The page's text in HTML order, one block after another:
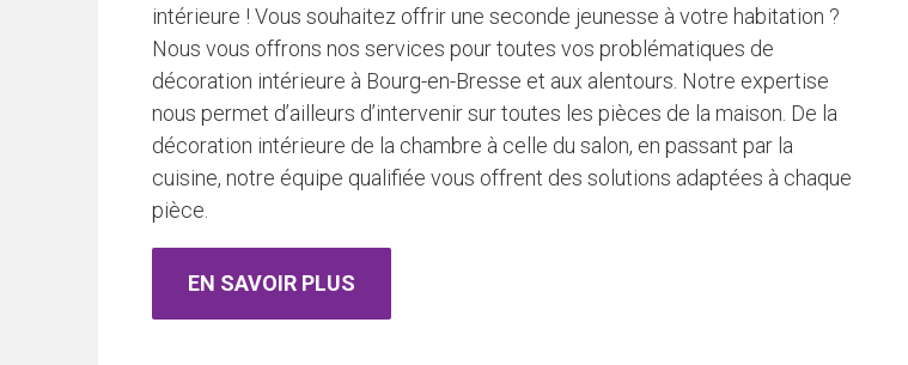
intérieure ! Vous souhaitez offrir une seconde jeunesse à votre habitation ?
Nous vous offrons nos services pour toutes vos problématiques de
décoration intérieure à Bourg-en-Bresse et aux alentours. Notre expertise
nous permet d’ailleurs d’intervenir sur toutes les pièces de la maison. De la
décoration intérieure de la chambre à celle du salon, en passant par la
cuisine, notre équipe qualifiée vous offrent des solutions adaptées à chaque
pièce.
EN SAVOIR PLUS